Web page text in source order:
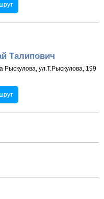
Талипович
Рыскулова, ул.Т.Рыскулова, 199